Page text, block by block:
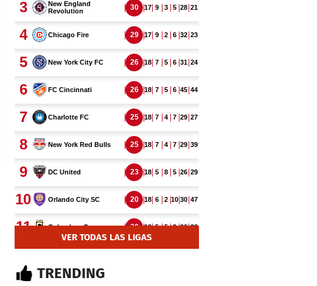
VER TODAS LAS LIGAS
TRENDING